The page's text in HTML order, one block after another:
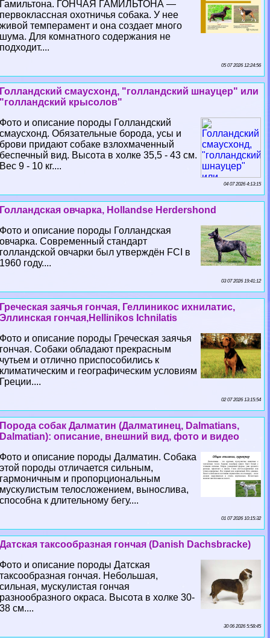
Гамильтона. ГОНЧАЯ ГАМИЛЬТОНА —
первоклассная охотничья собака. У нее
живой темперамент и она создает много
шума. Для комнатного содержания не
подходит....
05 07 2026 12:24:56
Голландский смаусхонд, "голландский шнауцер" или
"голландский крысолов"
Фото и описание породы Голландский
смаусхонд. Обязательные борода, усы и
брови придают собаке взлохмаченный
беспечный вид. Высота в холке 35,5 - 43 см.
Вес 9 - 10 кг....
04 07 2026 4:13:15
Голландская овчарка, Hollandse Herdershond
Фото и описание породы Голландская
овчарка. Современный стандарт
голландской овчарки был утверждён FCI в
1960 году....
03 07 2026 19:41:12
Греческая заячья гончая, Геллиникос ихнилатис,
Эллинская гончая,Hellinikos Ichnilatis
Фото и описание породы Греческая заячья
гончая. Собаки обладают прекрасным
чутьем и отлично приспособились к
климатическим и географическим условиям
Греции....
02 07 2026 13:15:54
Порода собак Далматин (Далматинец, Dalmatians,
Dalmatian): описание, внешний вид, фото и видео
Фото и описание породы Далматин. Собака
этой породы отличается сильным,
гармоничным и пропорциональным
мускулистым телосложением, вынослива,
способна к длительному бегу....
01 07 2026 10:15:32
Датская таксообразная гончая (Danish Dachsbracke)
Фото и описание породы Датская
таксообразная гончая. Небольшая,
сильная, мускулистая гончая
разнообразного окраса. Высота в холке 30-
38 см....
30 06 2026 5:58:45